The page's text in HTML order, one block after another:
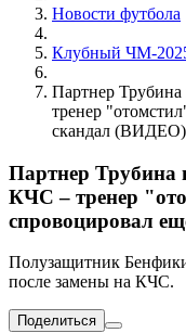
Новости футбола
Клубный ЧМ-
Партнер
тренер
скандал (ВИДЕО)
Партнер Трубина
КЧС – тренер
спровоцировал
Полузащитник
после замены на КЧС.
Поделиться